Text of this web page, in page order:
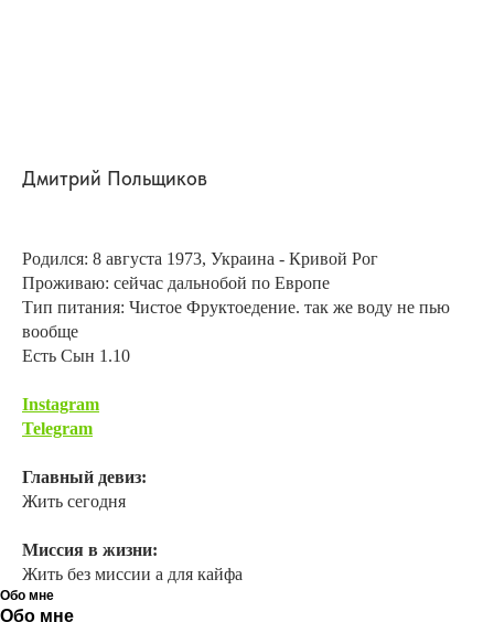
Дмитрий Польщиков
Родился: 8 августа 1973, Украина - Кривой Рог
Проживаю: сейчас дальнобой по Европе
Тип питания: Чистое Фруктоедение. так же воду не пью
вообще
Есть Сын 1.10
Instagram
Telegram
Главный девиз:
Жить сегодня
Миссия в жизни:
Жить без миссии а для кайфа
Обо мне
Обо мне